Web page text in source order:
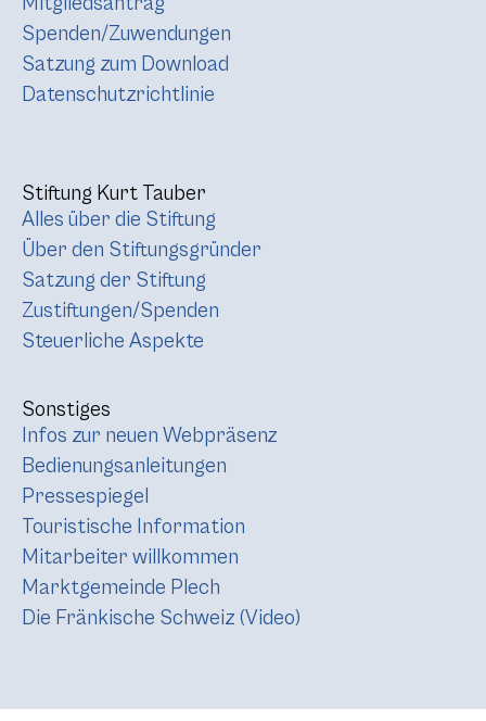
Spenden/Zuwendungen
Satzung zum Download
Datenschutzrichtlinie
Stiftung Kurt Tauber
Alles über die Stiftung
Über den Stiftungsgründer
Satzung der Stiftung
Zustiftungen/Spenden
Steuerliche Aspekte
Sonstiges
Infos zur neuen Webpräsenz
Bedienungsanleitungen
Pressespiegel
Touristische Information
Mitarbeiter willkommen
Marktgemeinde Plech
Die Fränkische Schweiz (Video)